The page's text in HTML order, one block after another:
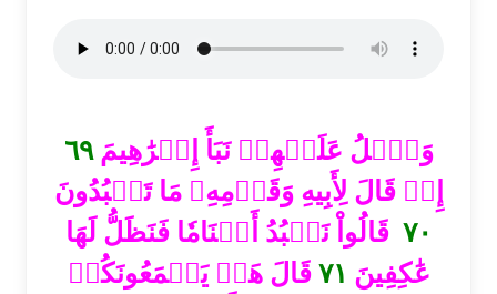
وَٱتۡلُ عَلَيۡهِمۡ نَبَأَ إِبۡرَٰهِيمَ٦٩
إِذۡ قَالَ لِأَبِيهِ وَقَوۡمِهِۦ مَا تَعۡبُدُونَ
٧٠ قَالُواْ نَعۡبُدُ أَصۡنَامٗا فَنَظَلُّ لَهَا
عَٰكِفِينَ ٧١ قَالَ هَلۡ يَسۡمَعُونَكُمۡ